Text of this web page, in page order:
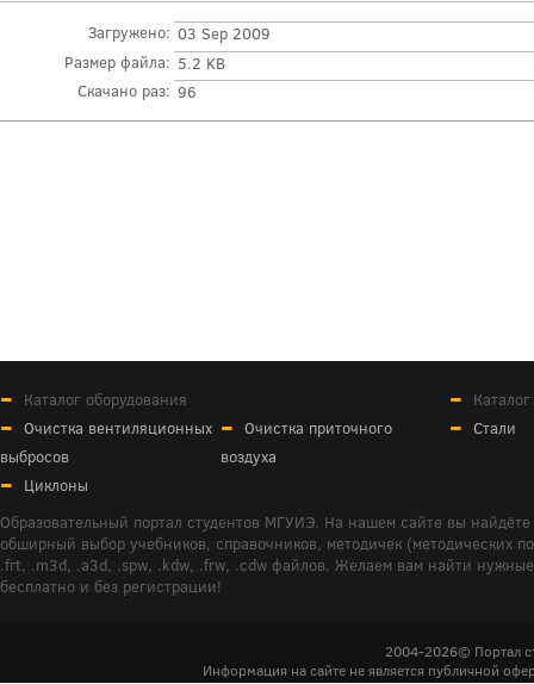
Загружено: 03 Sep 2009
Размер файла: 5.2 KB
Скачано раз: 96
Каталог оборудования
Очистка вентиляционных
выбросов
Очистка приточного
воздуха
Циклоны
Стали
Образовательный портал студентов МГУИЭ. На нашем сайте вы
обширный выбор учебников, справочников, методичек (методических
.frt, .m3d, .a3d, .spw, .kdw, .frw, .cdw файлов. Желаем вам найти
бесплатно и без регистрации!
2004-2026© Портал
Информация на сайте не является публичной